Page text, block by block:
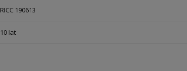
RICC 190613
10 lat